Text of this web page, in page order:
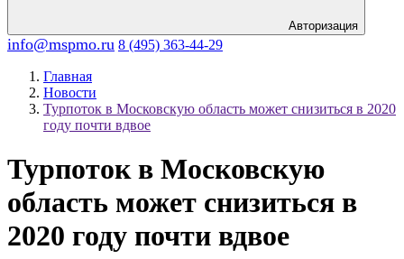
Авторизация
info@mspmo.ru 8 (495) 363-44-29
Главная
Новости
Турпоток в Московскую область может снизиться в 2020
году почти вдвое
Турпоток в Московскую
область может снизиться в
2020 году почти вдвое